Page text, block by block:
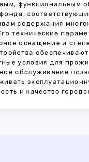
функциональным
содержания
технические
оснащение и
условия для
обслуживание
и качество